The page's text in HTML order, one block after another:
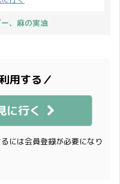
、麻の実油
用する／
に行く
には会員登録が必要になり